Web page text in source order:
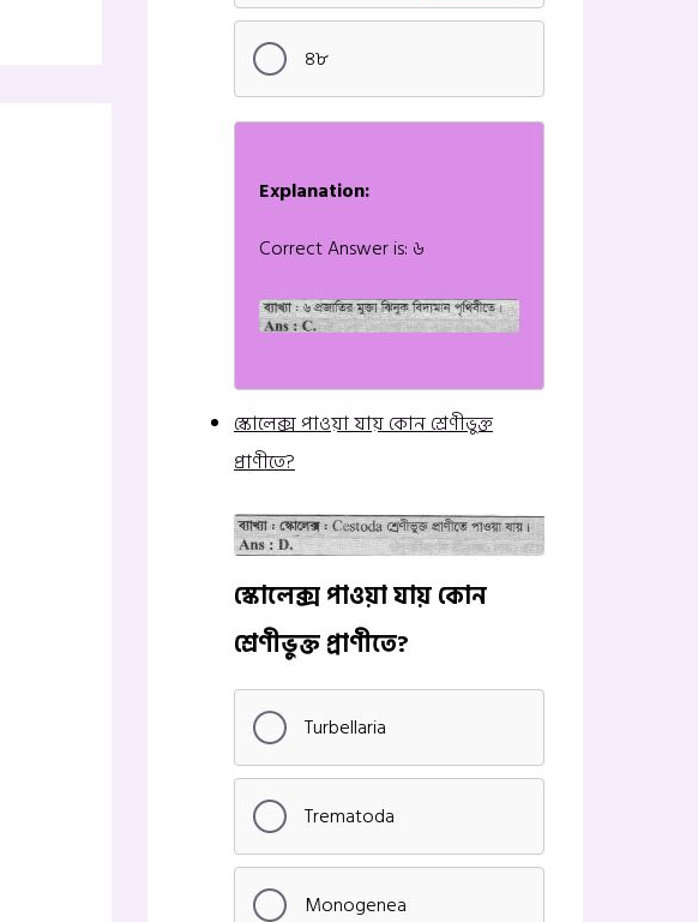
৪৮
Explanation:
Correct Answer is: ৬
স্কোলেক্স পাওয়া যায় কোন শ্রেণীভুক্ত
প্রাণীতে?
স্কোলেক্স পাওয়া যায় কোন
শ্রেণীভুক্ত প্রাণীতে?
Turbellaria
Trematoda
Monogenea